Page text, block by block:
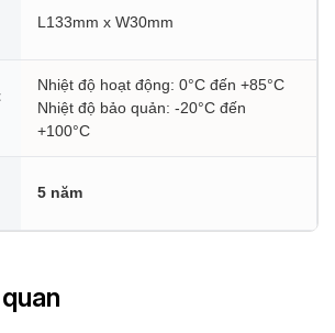
L133mm x W30mm
Nhiệt độ hoạt động: 0°C đến +85°C
Nhiệt độ bảo quản: -20°C đến
+100°C
5 năm